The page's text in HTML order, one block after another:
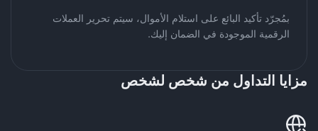
بمُجرّد تأكيد البائع على استلام الأموال، سيتم تحرير العملات
الرقمية الموجودة في الضمان إليك.
مزايا التداول من شخص لشخص